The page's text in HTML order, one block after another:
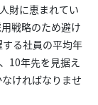
財に恵まれてい
戦略のため避け
る社員の平均年
10年先を見据え
ければなりませ